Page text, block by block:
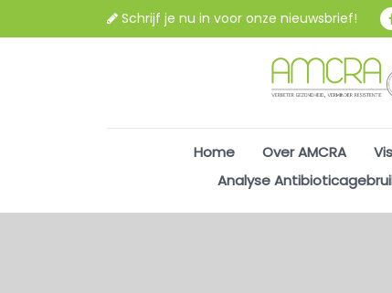
Schrijf je nu in voor onze nieuwsbrief!
Home Over AMCRA
Analyse